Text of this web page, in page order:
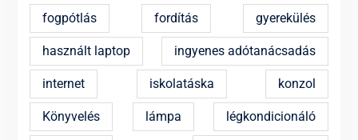
fogpótlás fordítás gyerekülés
használt laptop ingyenes adótanácsadás
internet iskolatáska konzol
Könyvelés lámpa légkondicionáló